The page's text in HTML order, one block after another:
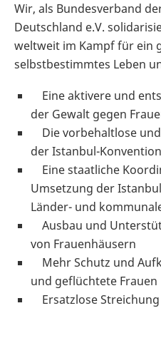
Wir, als Bundesverband
Deutschland e.V.
weltweit im Kampf für ein
selbstbestimmtes Leben
Eine aktivere und
der Gewalt gegen
Die vorbehaltlose
der Istanbul-Konvention
Eine staatliche
Umsetzung der
Länder- und
Ausbau und
von Frauenhäusern
Mehr Schutz und
und geflüchtete Frauen
Ersatzlose Streichung